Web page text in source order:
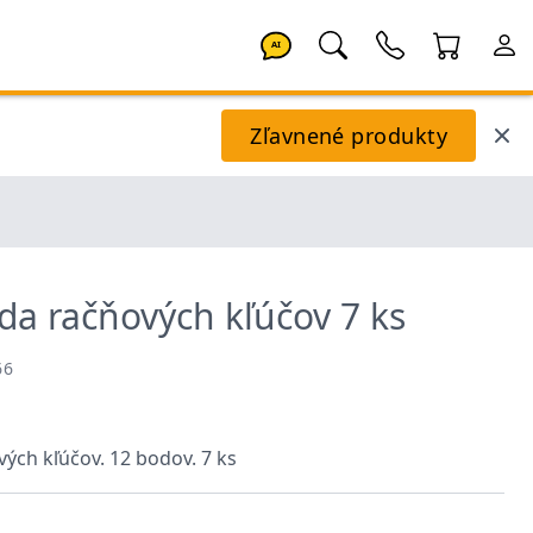
AI
Zľavnené produkty
račňových kľúčov 7 ks
kľúčov. 12 bodov. 7 ks